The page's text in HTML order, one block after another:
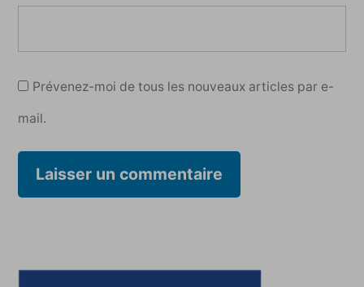
Prévenez-moi de tous les nouveaux articles par e-
mail.